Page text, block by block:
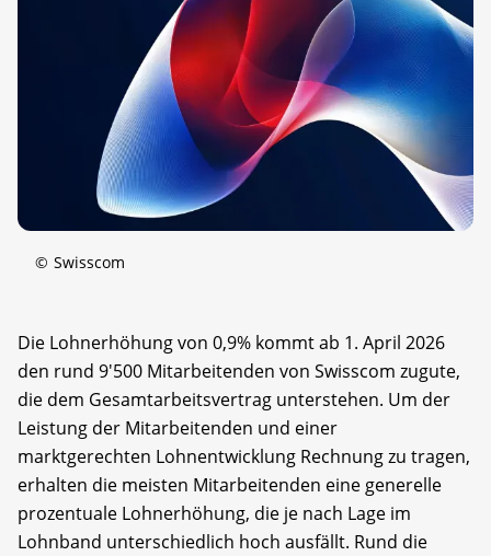
© Swisscom
Die Lohnerhöhung von 0,9% kommt ab 1. April 2026
den rund 9'500 Mitarbeitenden von Swisscom zugute,
die dem Gesamtarbeitsvertrag unterstehen. Um der
Leistung der Mitarbeitenden und einer
marktgerechten Lohnentwicklung Rechnung zu tragen,
erhalten die meisten Mitarbeitenden eine generelle
prozentuale Lohnerhöhung, die je nach Lage im
Lohnband unterschiedlich hoch ausfällt. Rund die